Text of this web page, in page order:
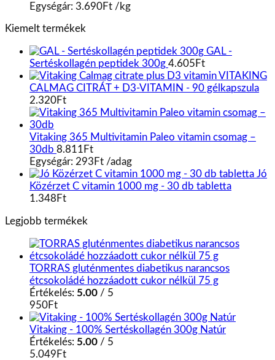
Egységár: 3.690Ft /kg
Kiemelt termékek
GAL -
Sertéskollagén peptidek 300g 4.605 Ft
VITAKING
CALMAG CITRÁT + D3-VITAMIN - 90 gélkapszula
2.320Ft
Vitaking 365 Multivitamin Paleo vitamin csomag –
30db 8.811 Ft
Egységár: 293 Ft /adag
Jó
Közérzet C vitamin 1000 mg - 30 db tabletta
1.348 Ft
Legjobb termékek
TORRAS gluténmentes diabetikus narancsos
étcsokoládé hozzáadott cukor nélkül 75 g
Értékelés: 5.00 / 5
950Ft
Vitaking - 100% Sertéskollagén 300g Natúr
Értékelés: 5.00 / 5
5.049 Ft